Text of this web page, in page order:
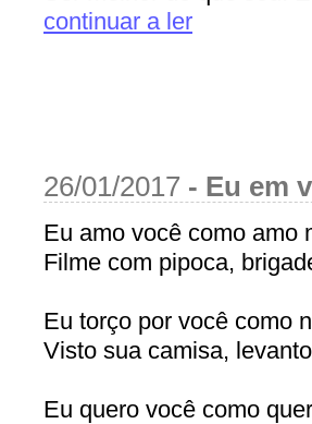
continuar a ler
26/01/2017 - Eu em
Eu amo você como amo
Filme com pipoca,
Eu torço por você como
Visto sua camisa,
Eu quero você como